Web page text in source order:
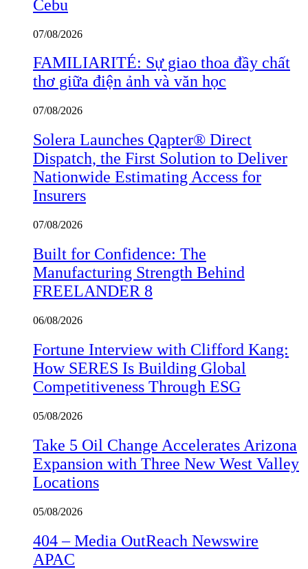
Cebu
07/08/2026
FAMILIARITÉ: Sự giao thoa đầy chất
thơ giữa điện ảnh và văn học
07/08/2026
Solera Launches Qapter® Direct
Dispatch, the First Solution to Deliver
Nationwide Estimating Access for
Insurers
07/08/2026
Built for Confidence: The
Manufacturing Strength Behind
FREELANDER 8
06/08/2026
Fortune Interview with Clifford Kang:
How SERES Is Building Global
Competitiveness Through ESG
05/08/2026
Take 5 Oil Change Accelerates Arizona
Expansion with Three New West Valley
Locations
05/08/2026
404 – Media OutReach Newswire
APAC